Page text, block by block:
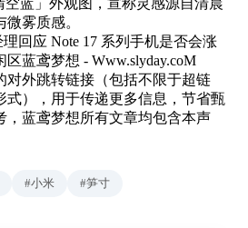
雾质感。
对外跳转链接（包括不限于超链
式），用于传递更多信息，节省甄
，蓝鸢梦想所有文章均包含本声
#小米 #笋寸